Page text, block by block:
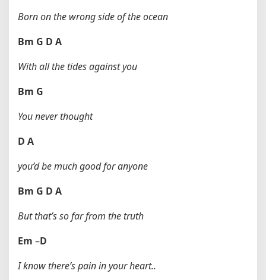
Born on the wrong side of the ocean
Bm G D A
With all the tides against you
Bm G
You never thought
D A
you’d be much good for anyone
Bm G D A
But that’s so far from the truth
Em –D
I know there’s pain in your heart..